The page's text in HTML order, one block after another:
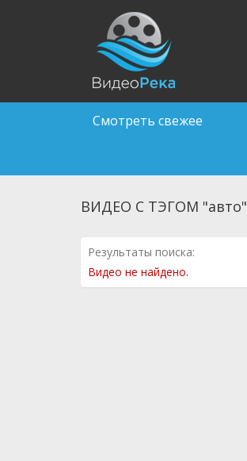
Смотреть свежее
ВИДЕО С ТЭГОМ "авто"
Результаты поиска:
Видео не найдено.